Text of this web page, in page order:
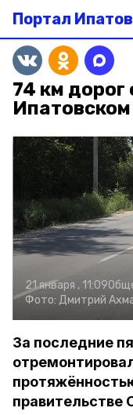
Портал
74 км дорог
Ипатовском
21 января , 11:09
Фото: Дмитрий
За последние
правительстве